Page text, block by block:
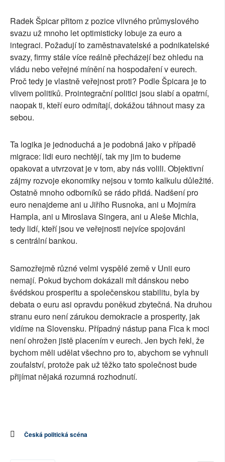
Radek Špicar přitom z pozice vlivného průmyslového
svazu už mnoho let optimisticky lobuje za euro a
integraci. Požadují to zaměstnavatelské a podnikatelské
svazy, firmy stále více reálně přecházejí bez ohledu na
vládu nebo veřejné mínění na hospodaření v eurech.
Proč tedy je vlastně veřejnost proti? Podle Špicara je to
vlivem politiků. Prointegrační politici jsou slabí a opatrní,
naopak ti, kteří euro odmítají, dokážou táhnout masy za
sebou.
Ta logika je jednoduchá a je podobná jako v případě
migrace: lidi euro nechtějí, tak my jim to budeme
opakovat a utvrzovat je v tom, aby nás volili. Objektivní
zájmy rozvoje ekonomiky nejsou v tomto kalkulu důležité.
Ostatně mnoho odborníků se rádo přidá. Nadšení pro
euro nenajdeme ani u Jiřího Rusnoka, ani u Mojmíra
Hampla, ani u Miroslava Singera, ani u Aleše Michla,
tedy lidí, kteří jsou ve veřejnosti nejvíce spojováni
s centrální bankou.
Samozřejmě různé velmi vyspělé země v Unii euro
nemají. Pokud bychom dokázali mít dánskou nebo
švédskou prosperitu a společenskou stabilitu, byla by
debata o euru asi opravdu poněkud zbytečná. Na druhou
stranu euro není zárukou demokracie a prosperity, jak
vidíme na Slovensku. Případný nástup pana Fica k moci
není ohrožen jistě placením v eurech. Jen bych řekl, že
bychom měli udělat všechno pro to, abychom se vyhnuli
zoufalství, protože pak už těžko tato společnost bude
přijímat nějaká rozumná rozhodnutí.
Česká politická scéna